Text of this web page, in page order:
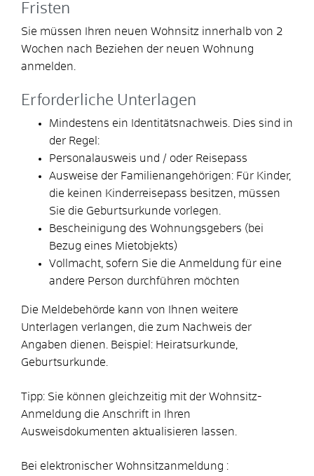
Fristen
Sie müssen Ihren neuen Wohnsitz innerhalb von 2
Wochen nach Beziehen der neuen Wohnung
anmelden.
Erforderliche Unterlagen
Mindestens ein Identitätsnachweis. Dies sind in
der Regel:
Personalausweis und / oder Reisepass
Ausweise der Familienangehörigen: Für Kinder,
die keinen Kinderreisepass besitzen, müssen
Sie die Geburtsurkunde vorlegen.
Bescheinigung des Wohnungsgebers (bei
Bezug eines Mietobjekts)
Vollmacht, sofern Sie die Anmeldung für eine
andere Person durchführen möchten
Die Meldebehörde kann von Ihnen weitere
Unterlagen verlangen, die zum Nachweis der
Angaben dienen. Beispiel: Heiratsurkunde,
Geburtsurkunde.
Tipp: Sie können gleichzeitig mit der Wohnsitz-
Anmeldung die Anschrift in Ihren
Ausweisdokumenten aktualisieren lassen.
Bei elektronischer Wohnsitzanmeldung :